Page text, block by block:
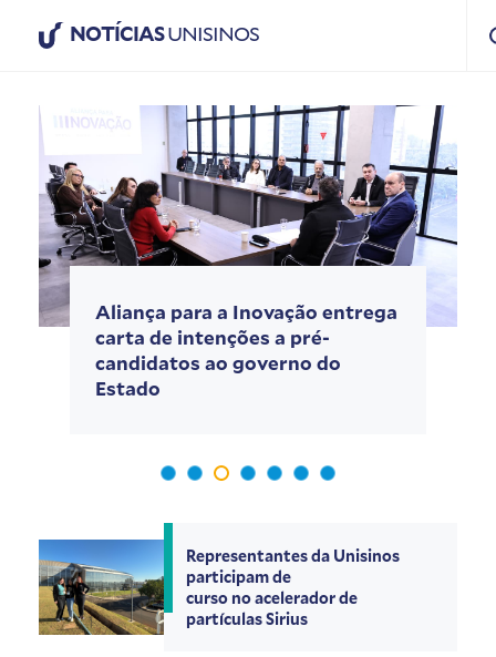
NOTÍCIASUNISINOS
Aliança para a Inovação entrega
carta de intenções a pré-
candidatos ao governo do
Estado
Representantes da Unisinos
participam de
curso no acelerador de
partículas Sirius